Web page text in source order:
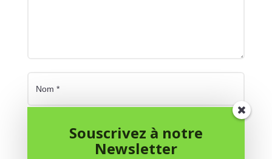
Souscrivez à notre
Newsletter